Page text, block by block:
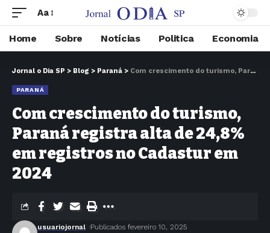
Aa
Home Sobre Notícias Politica Economia
Jornal o Dia SP > Blog > Paraná > Com crescimento do turismo, Paraná registra alta de 24,8% em registros no Cadastur em 2024
PARANÁ
Com crescimento do turismo,
Paraná registra alta de 24,8%
em registros no Cadastur em
2024
usuariojornal Publicados fevereiro 10, 2025